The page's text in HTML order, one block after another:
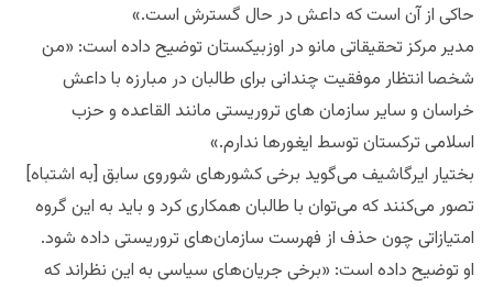
حاکی از آن است که داعش در حال گسترش است.»
مدیر مرکز تحقیقاتی مانو در اوزبیکستان توضیح داده است: «من
شخصا انتظار موفقیت چندانی برای طالبان در مبارزه با داعش
خراسان و سایر سازمان های تروریستی مانند القاعده و حزب
اسلامی ترکستان توسط ایغورها ندارم.»
بختیار ایرگاشیف می‌گوید برخی کشورهای شوروی سابق [به اشتباه]
تصور می‌‌کنند که می‌توان با طالبان همکاری کرد و باید به این گروه
امتیازاتی چون حذف از فهرست سازمان‌های تروریستی داده شود.
او توضیح داده است: «برخی جریان‌های سیاسی به این نظراند که